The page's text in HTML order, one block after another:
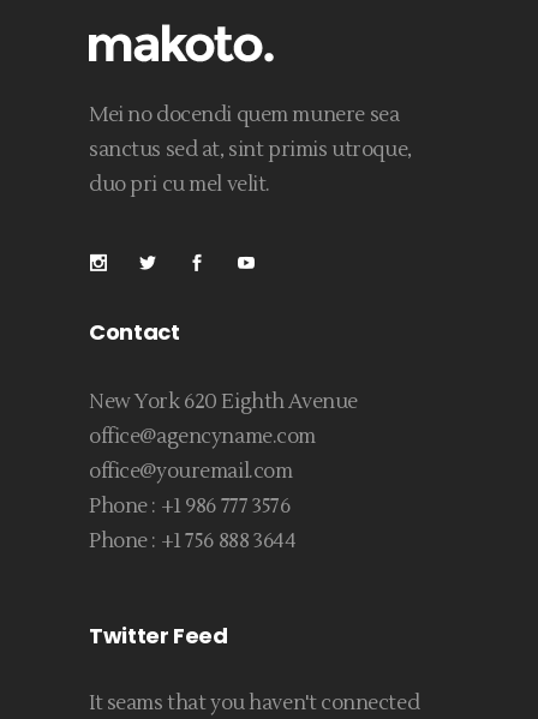
Mei no docendi quem munere sea
sanctus sed at, sint primis utroque,
duo pri cu mel velit.
Contact
New York 620 Eighth Avenue
office@agencyname.com
office@youremail.com
Phone : +1 986 777 3576
Phone : +1 756 888 3644
Twitter Feed
It seams that you haven't connected